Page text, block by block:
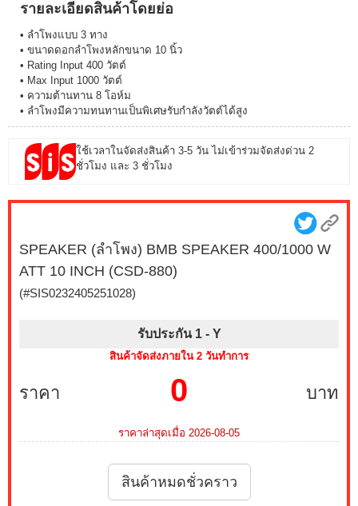
รายละเอียดสินค้าโดยย่อ
• ลำโพงแบบ 3 ทาง
• ขนาดดอกลำโพงหลักขนาด 10 นิ้ว
• Rating Input 400 วัตต์
• Max Input 1000 วัตต์
• ความต้านทาน 8 โอห์ม
• ลำโพงมีความทนทานเป็นพิเศษรับกำลังวัตต์ได้สูง
ใช้เวลาในจัดส่งสินค้า 3-5 วัน ไม่เข้าร่วมจัดส่งด่วน 2
ชั่วโมง และ 3 ชั่วโมง
SPEAKER (ลำโพง) BMB SPEAKER 400/1000 W
ATT 10 INCH (CSD-880)
(#SIS0232405251028)
รับประกัน 1 - Y
สินค้าจัดส่งภายใน 2 วันทำการ
ราคา บาท
0
ราคาล่าสุดเมื่อ 2026-08-05
สินค้าหมดชั่วคราว